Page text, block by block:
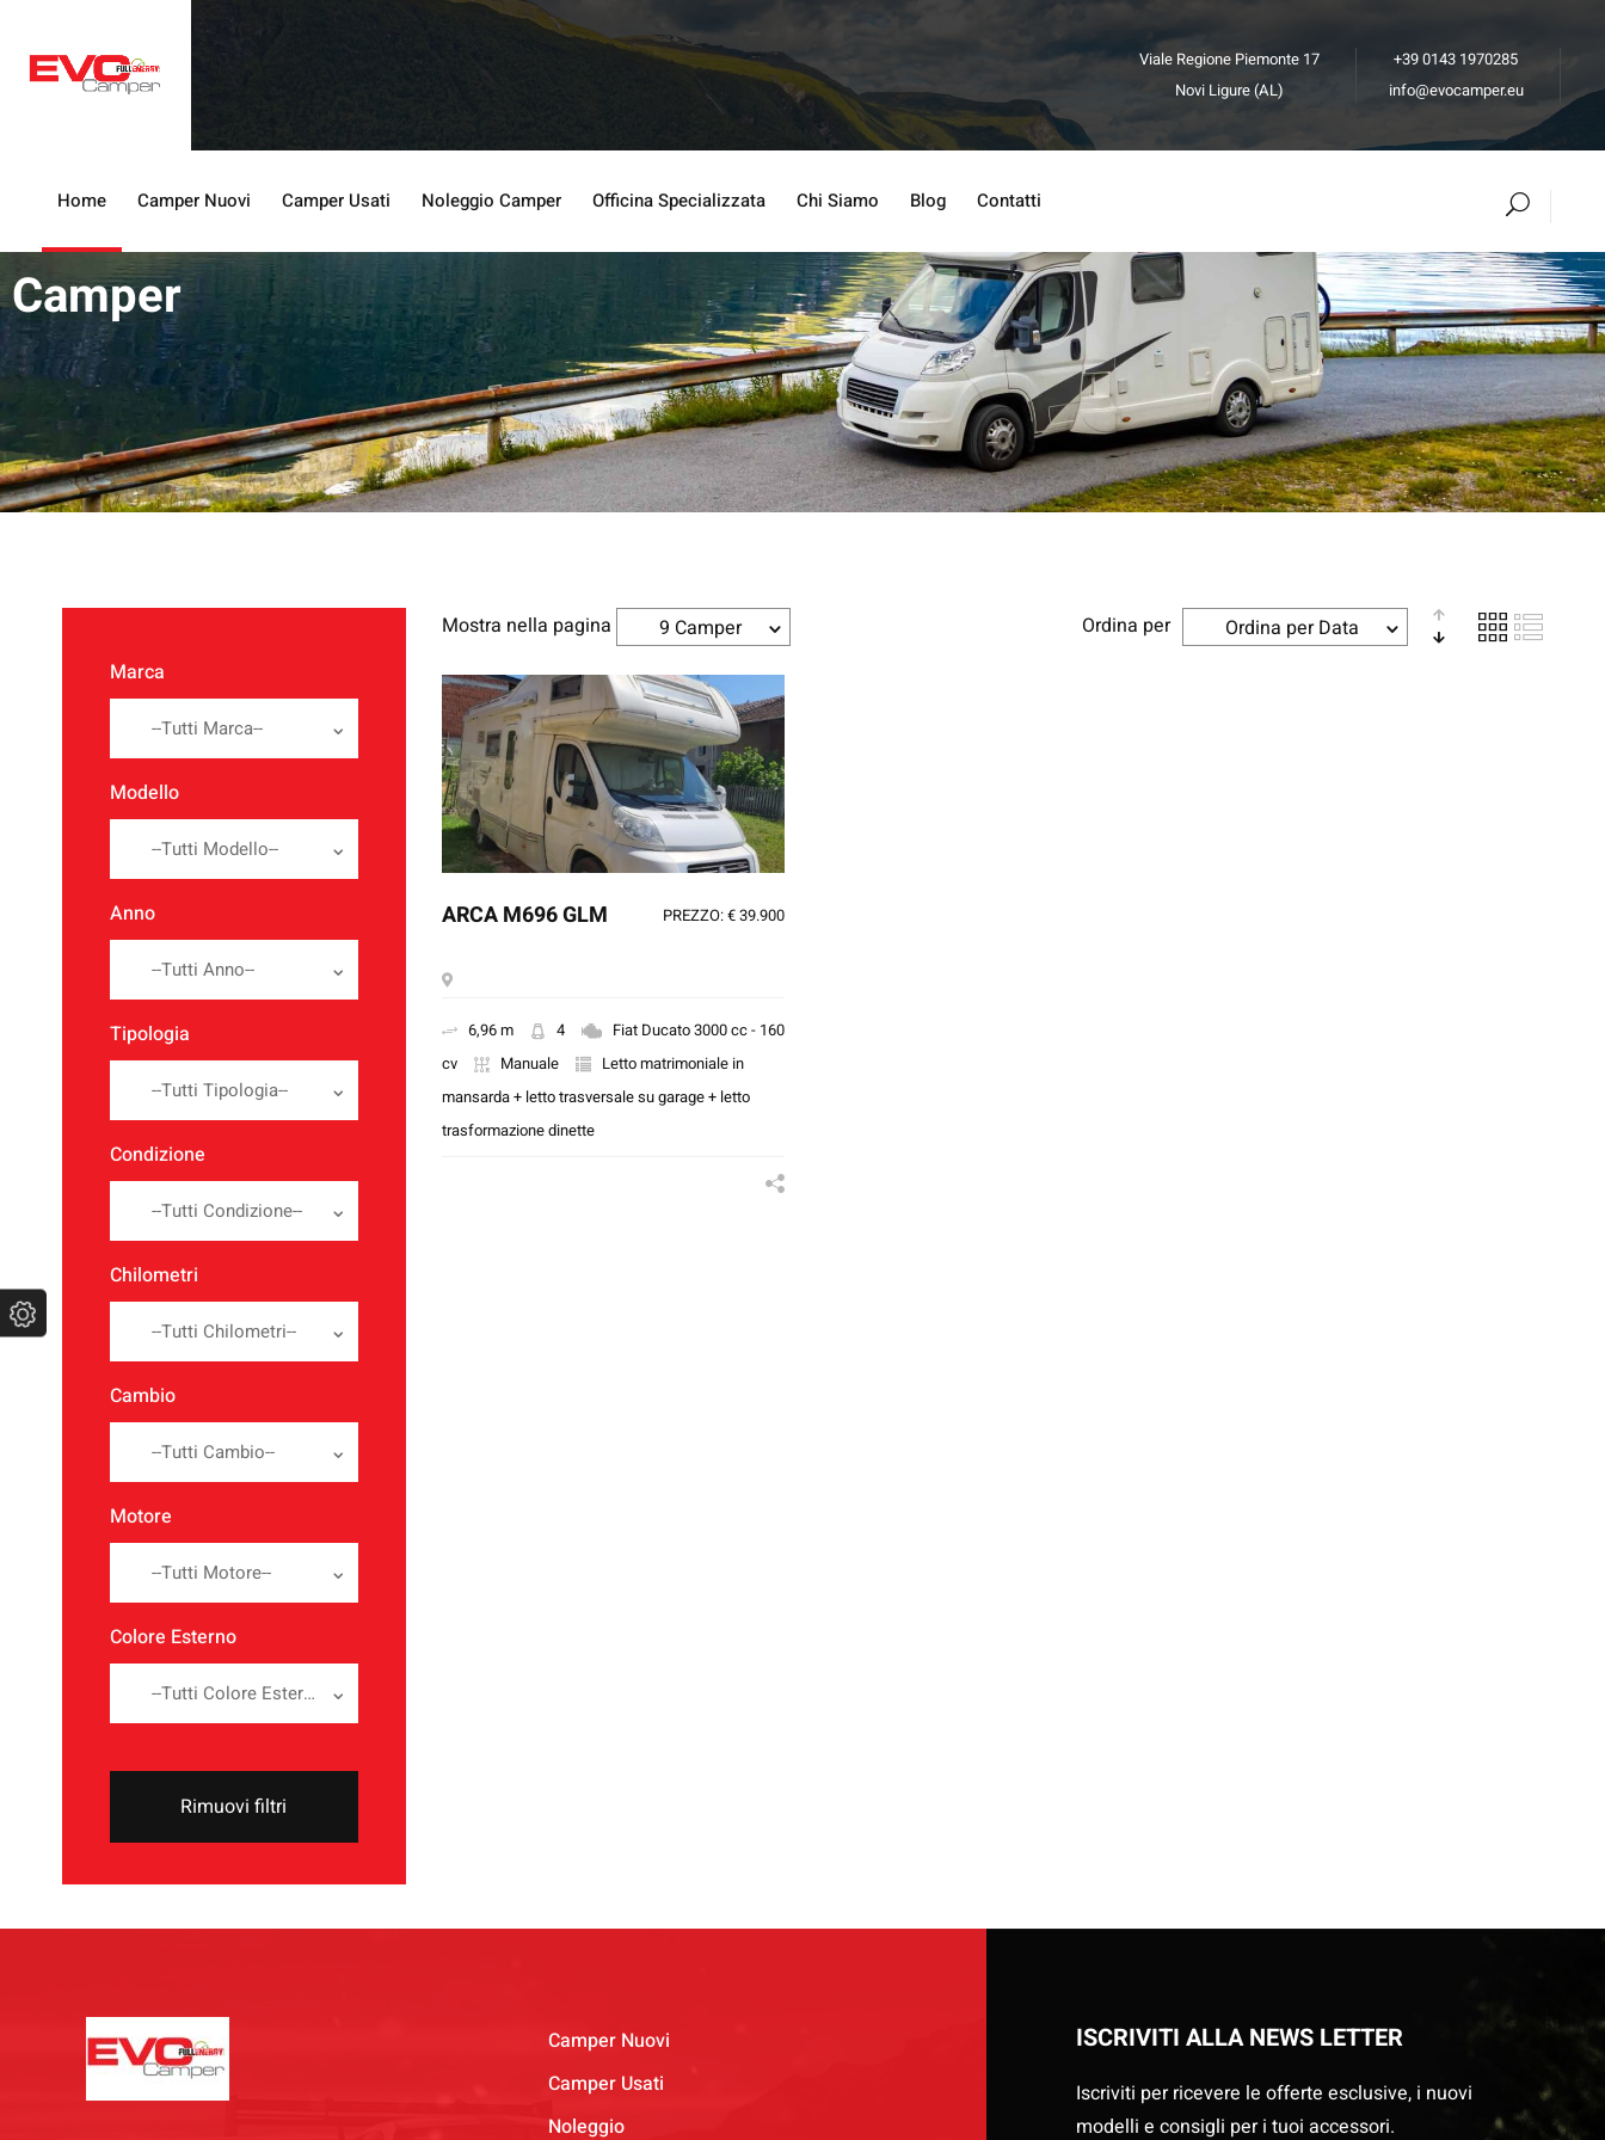
Viale Regione Piemonte 17
Novi Ligure (AL)
+39 0143 1970285
info@evocamper.eu
Home Camper Nuovi Camper Usati Noleggio Camper Officina Specializzata Chi Siamo Blog Contatti
Camper
Marca
--Tutti Marca--
Modello
--Tutti Modello--
Anno
--Tutti Anno--
Tipologia
--Tutti Tipologia--
Condizione
--Tutti Condizione--
Chilometri
--Tutti Chilometri--
Cambio
--Tutti Cambio--
Motore
--Tutti Motore--
Colore Esterno
--Tutti Colore Esterno--
Rimuovi filtri
Mostra nella pagina 9 Camper Ordina per Ordina per Data
PREZZO: € 39.900
ARCA M696 GLM
6,96 m 4
Fiat Ducato 3000 cc - 160
cv
Manuale
Letto matrimoniale in
mansarda + letto trasversale su garage + letto
trasformazione dinette
Camper Nuovi
Camper Usati
Noleggio
ISCRIVITI ALLA NEWS LETTER
Iscriviti per ricevere le offerte esclusive, i nuovi
modelli e consigli per i tuoi accessori.